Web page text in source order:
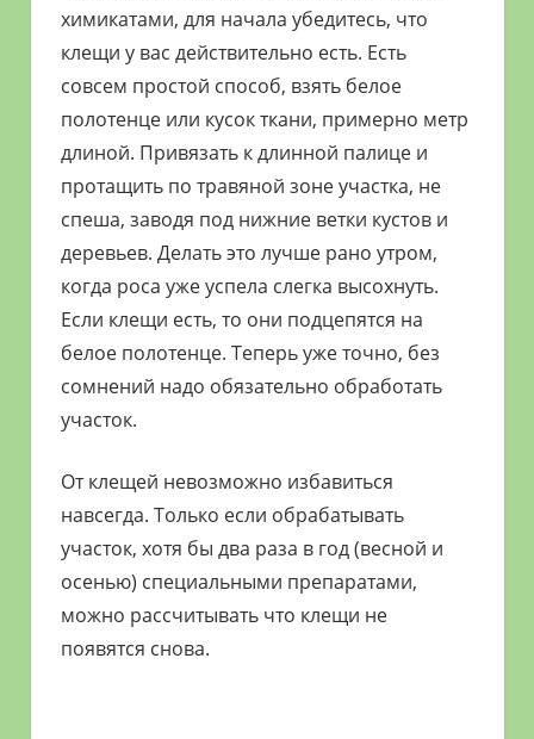
химикатами, для начала убедитесь, что
клещи у вас действительно есть. Есть
совсем простой способ, взять белое
полотенце или кусок ткани, примерно метр
длиной. Привязать к длинной палице и
протащить по травяной зоне участка, не
спеша, заводя под нижние ветки кустов и
деревьев. Делать это лучше рано утром,
когда роса уже успела слегка высохнуть.
Если клещи есть, то они подцепятся на
белое полотенце. Теперь уже точно, без
сомнений надо обязательно обработать
участок.
От клещей невозможно избавиться
навсегда. Только если обрабатывать
участок, хотя бы два раза в год (весной и
осенью) специальными препаратами,
можно рассчитывать что клещи не
появятся снова.